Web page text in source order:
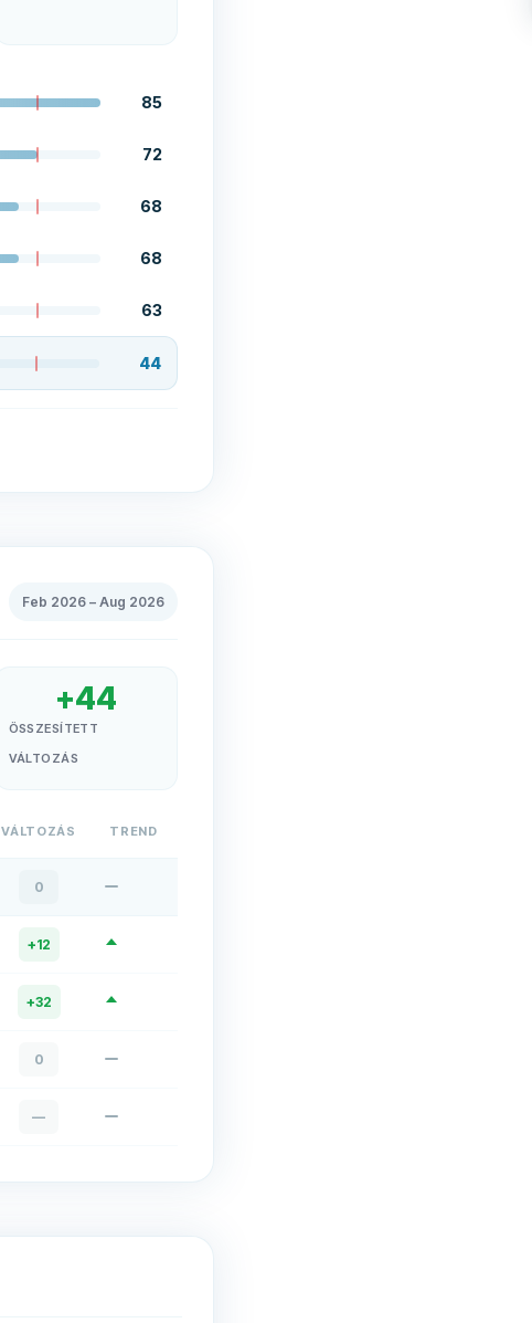
85
72
68
68
63
44
Feb 2026 – Aug 2026
+44
ÖSSZESÍTETT
VÁLTOZÁS
VÁLTOZÁS TREND
0
+12
+32
0
—